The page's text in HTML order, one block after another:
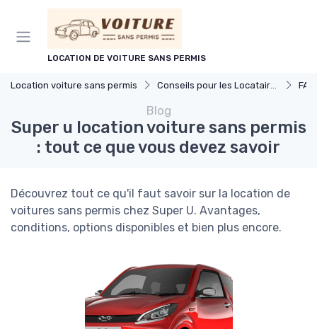
LOCATION DE VOITURE SANS PERMIS
Location voiture sans permis Conseils pour les Locataires
Blog
Super u location voiture sans permis
: tout ce que vous devez savoir
Découvrez tout ce qu'il faut savoir sur la location de
voitures sans permis chez Super U. Avantages,
conditions, options disponibles et bien plus encore.